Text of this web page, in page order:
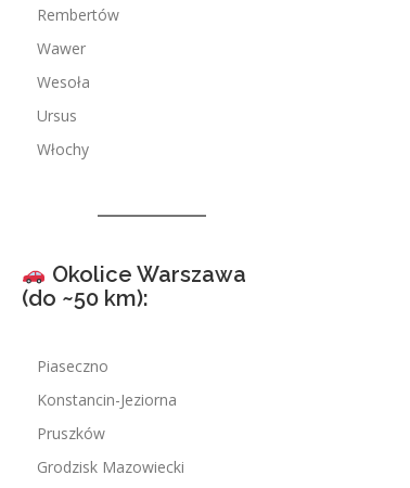
Rembertów
Wawer
Wesoła
Ursus
Włochy
Okolice Warszawa
(do ~50 km):
Piaseczno
Konstancin-Jeziorna
Pruszków
Grodzisk Mazowiecki